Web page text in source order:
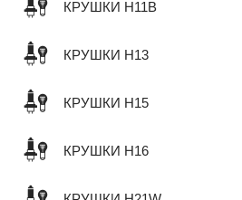
КРУШКИ H11B
КРУШКИ H13
КРУШКИ H15
КРУШКИ H16